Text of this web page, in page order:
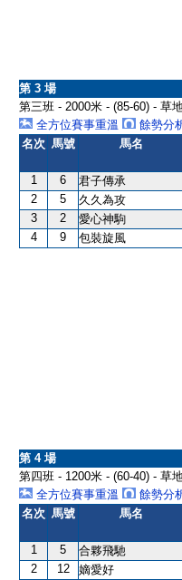
第 3 場
第三班 - 2000米 - (85-60) - 草
全方位賽事重溫
餘勢分
名次 馬號 馬名
1 6 君子傳承
2
5 久久為攻
3
2 愛心神駒
4
9 包裝旋風
第 4 場
第四班 - 1200米 - (60-40) - 草
全方位賽事重溫
餘勢分
名次 馬號 馬名
1 5 合夥飛馳
2
12 嫡愛好